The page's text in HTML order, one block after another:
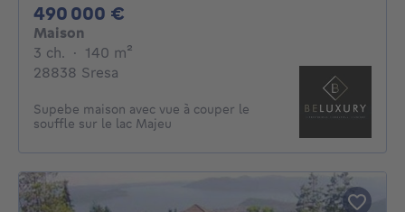
490 000 €
Maison
3 ch. 3 chambres
· 140 m²
28838 Sresa
Supebe maison avec vue à couper le
souffle sur le lac Majeu